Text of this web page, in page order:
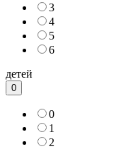
3
4
5
6
детей
0
0
1
2